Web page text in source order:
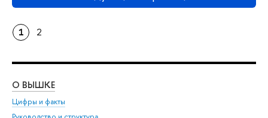
1 2
О ВЫШКЕ
Цифры и факты